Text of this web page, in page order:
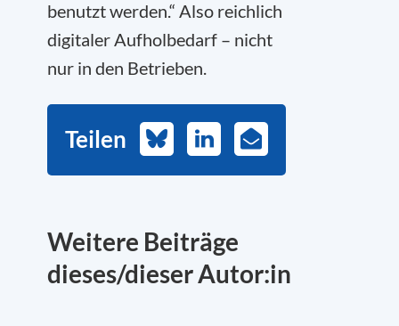
benutzt werden.“ Also reichlich
digitaler Aufholbedarf – nicht
nur in den Betrieben.
Teilen BlueskyLinkedIn
E-
Mail
Weitere Beiträge
dieses/dieser Autor:in